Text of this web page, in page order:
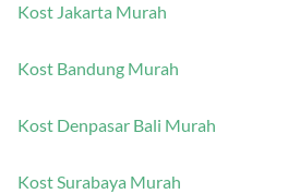
Kost Jakarta Murah
Kost Bandung Murah
Kost Denpasar Bali Murah
Kost Surabaya Murah